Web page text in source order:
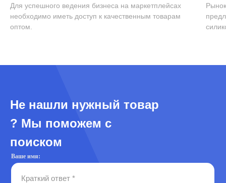
Для успешного ведения бизнеса на маркетплейсах
необходимо иметь доступ к качественным товарам
оптом.
Не нашли нужный товар
? Мы поможем с
поиском
Ваше имя: